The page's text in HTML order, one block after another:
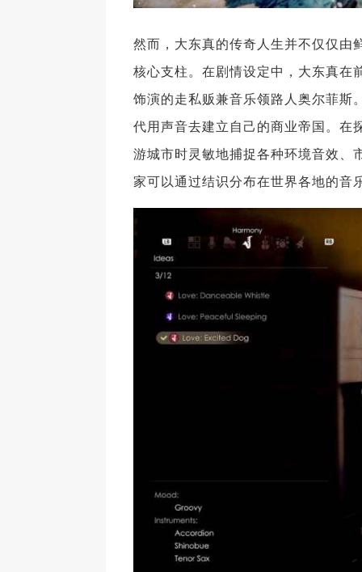
然而，大东真的传奇人生并不仅仅由
核心支柱。在剧情设定中，大东真
饰演的走私贩兼音乐领路人奥尔菲斯
代用声音去建立自己的商业帝国。在
游城市时灵敏地捕捉各种环境音效、
家可以通过结识分布在世界各地的音